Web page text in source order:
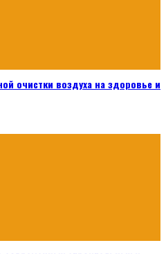
очистки воздуха на здоровье и